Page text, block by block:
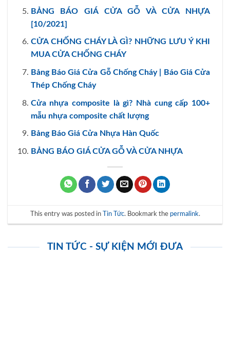
BẢNG BÁO GIÁ CỬA GỖ VÀ CỬA NHỰA
[10/2021]
CỬA CHỐNG CHÁY LÀ GÌ? NHỮNG LƯU Ý KHI
MUA CỬA CHỐNG CHÁY
Bảng Báo Giá Cửa Gỗ Chống Cháy | Báo Giá Cửa
Thép Chống Cháy
Cửa nhựa composite là gì? Nhà cung cấp 100+
mẫu nhựa composite chất lượng
Bảng Báo Giá Cửa Nhựa Hàn Quốc
BẢNG BÁO GIÁ CỬA GỖ VÀ CỬA NHỰA
This entry was posted in Tin Tức. Bookmark the permalink.
TIN TỨC - SỰ KIỆN MỚI ĐƯA